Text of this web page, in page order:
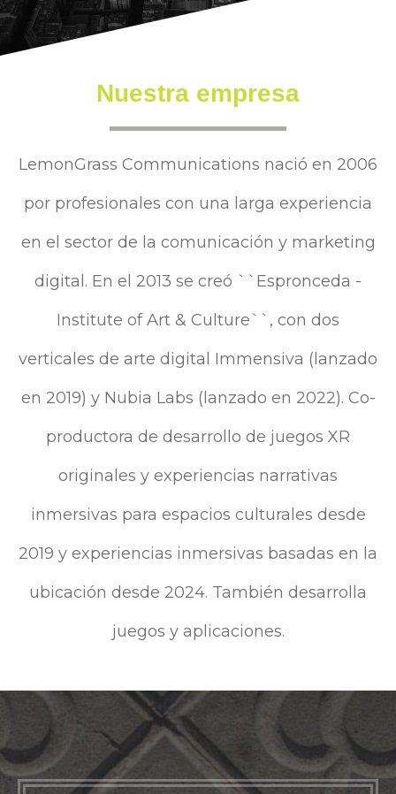
Nuestra empresa
LemonGrass Communications nació en 2006
por profesionales con una larga experiencia
en el sector de la comunicación y marketing
digital. En el 2013 se creó ``Espronceda -
Institute of Art & Culture``, con dos
verticales de arte digital Immensiva (lanzado
en 2019) y Nubia Labs (lanzado en 2022). Co-
productora de desarrollo de juegos XR
originales y experiencias narrativas
inmersivas para espacios culturales desde
2019 y experiencias inmersivas basadas en la
ubicación desde 2024. También desarrolla
juegos y aplicaciones.